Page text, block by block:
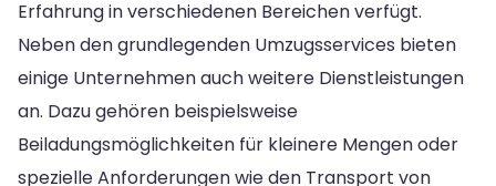
Erfahrung in verschiedenen Bereichen verfügt.
Neben den grundlegenden Umzugsservices bieten
einige Unternehmen auch weitere Dienstleistungen
an. Dazu gehören beispielsweise
Beiladungsmöglichkeiten für kleinere Mengen oder
spezielle Anforderungen wie den Transport von